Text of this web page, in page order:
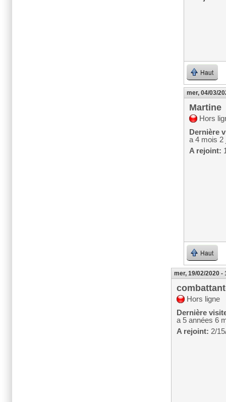
Haut
mer, 04/03/
Martine
Hors
Dernière
a 4 mois 2
A rejoint:
Haut
mer, 19/02/2020 -
Hors ligne
Dernière
a 5 années 6
A rejoint: 2/